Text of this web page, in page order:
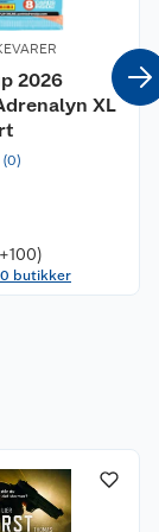
i fare.
2026
XL
(0)
butikker